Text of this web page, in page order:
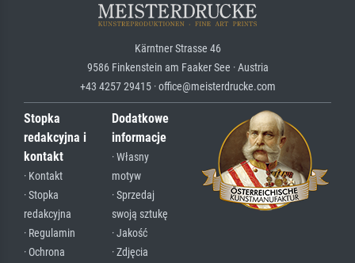
Kärntner Strasse 46
9586 Finkenstein am Faaker See · Austria
+43 4257 29415 · office@meisterdrucke.com
Stopka
redakcyjna i
kontakt
· Kontakt
· Stopka
redakcyjna
· Regulamin
· Ochrona
Dodatkowe
informacje
· Własny
motyw
· Sprzedaj
swoją sztukę
· Jakość
· Zdjęcia